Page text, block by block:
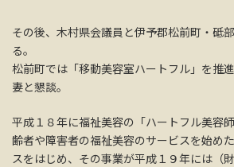
その後、木村県会議員と伊予郡松前町・砥
る。
松前町では「移動美容室ハートフル」を推
妻と懇談。
平成１８年に福祉美容の「ハートフル美容
齢者や障害者の福祉美容のサービスを始め
スをはじめ、その事業が平成１９年には（